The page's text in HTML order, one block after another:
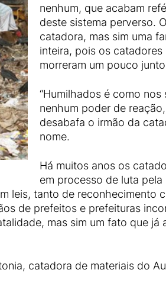
nenhum, que acabam
deste sistema perverso.
catadora, mas sim uma
inteira, pois os
morreram um pouco
“Humilhados é como
nenhum poder de
desabafa o irmão da
nome.
Há muitos anos os
em processo de luta
leis, tanto de reconhecimento
de prefeitos e prefeituras
mas sim um fato que
catadora de materiais do